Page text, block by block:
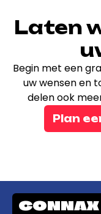
Laten
Begin met een
uw wensen en
delen ook
Plan
CONNAX